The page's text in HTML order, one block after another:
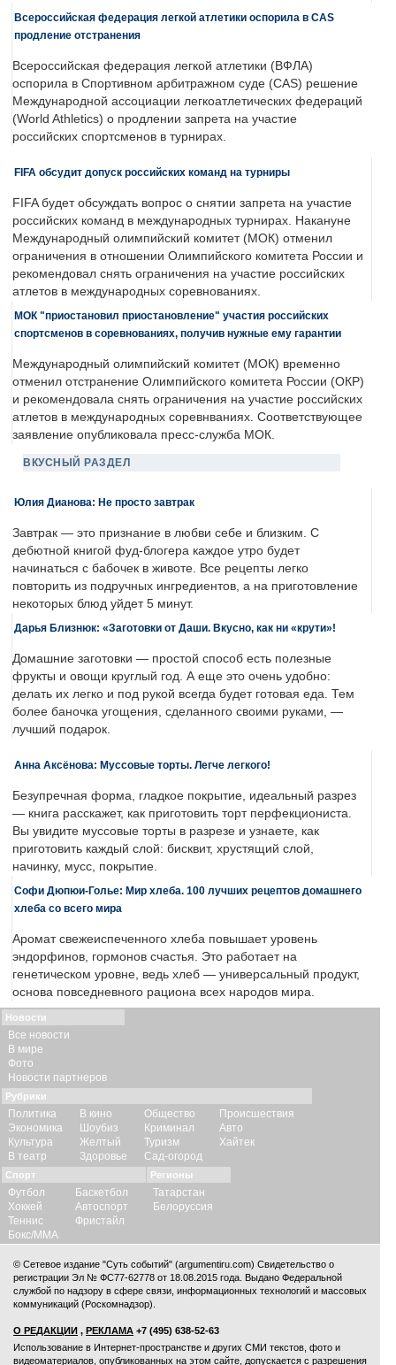
Всероссийская федерация легкой атлетики оспорила в CAS
продление отстранения
Всероссийская федерация легкой атлетики (ВФЛА)
оспорила в Спортивном арбитражном суде (CAS) решение
Международной ассоциации легкоатлетических федераций
(World Athletics) о продлении запрета на участие
российских спортсменов в турнирах.
FIFA обсудит допуск российских команд на турниры
FIFA будет обсуждать вопрос о снятии запрета на участие
российских команд в международных турнирах. Накануне
Международный олимпийский комитет (МОК) отменил
ограничения в отношении Олимпийского комитета России и
рекомендовал снять ограничения на участие российских
атлетов в международных соревнованиях.
МОК "приостановил приостановление" участия российских
спортсменов в соревнованиях, получив нужные ему гарантии
Международный олимпийский комитет (МОК) временно
отменил отстранение Олимпийского комитета России (ОКР)
и рекомендовала снять ограничения на участие российских
атлетов в международных соревнваниях. Соответствующее
заявление опубликовала пресс-служба МОК.
ВКУСНЫЙ РАЗДЕЛ
Юлия Дианова: Не просто завтрак
Завтрак — это признание в любви себе и близким. С
дебютной книгой фуд-блогера каждое утро будет
начинаться с бабочек в животе. Все рецепты легко
повторить из подручных ингредиентов, а на приготовление
некоторых блюд уйдет 5 минут.
Дарья Близнюк: «Заготовки от Даши. Вкусно, как ни «крути»!
Домашние заготовки — простой способ есть полезные
фрукты и овощи круглый год. А еще это очень удобно:
делать их легко и под рукой всегда будет готовая еда. Тем
более баночка угощения, сделанного своими руками, —
лучший подарок.
Анна Аксёнова: Муссовые торты. Легче легкого!
Безупречная форма, гладкое покрытие, идеальный разрез
— книга расскажет, как приготовить торт перфекциониста.
Вы увидите муссовые торты в разрезе и узнаете, как
приготовить каждый слой: бисквит, хрустящий слой,
начинку, мусс, покрытие.
Софи Дюпюи-Голье: Мир хлеба. 100 лучших рецептов домашнего
хлеба со всего мира
Аромат свежеиспеченного хлеба повышает уровень
эндорфинов, гормонов счастья. Это работает на
генетическом уровне, ведь хлеб — универсальный продукт,
основа повседневного рациона всех народов мира.
Новости
Все новости
В мире
Фото
Новости партнеров
Рубрики
Политика
Экономика
Культура
В театр
В кино
Шоубиз
Желтый
Здоровье
Общество
Криминал
Туризм
Сад-огород
Происшествия
Авто
Хайтек
Спорт
Футбол
Хоккей
Теннис
Бокс/ММА
Баскетбол
Автоспорт
Фристайл
Регионы
Татарстан
Белоруссия
© Сетевое издание "Суть событий" (argumentiru.com) Свидетельство о
регистрации Эл № ФС77-62778 от 18.08.2015 года. Выдано Федеральной
службой по надзору в сфере связи, информационных технологий и массовых
коммуникаций (Роскомнадзор).
О РЕДАКЦИИ , РЕКЛАМА +7 (495) 638-52-63
Использование в Интернет-пространстве и других СМИ текстов, фото и
видеоматериалов, опубликованных на этом сайте, допускается с разрешения